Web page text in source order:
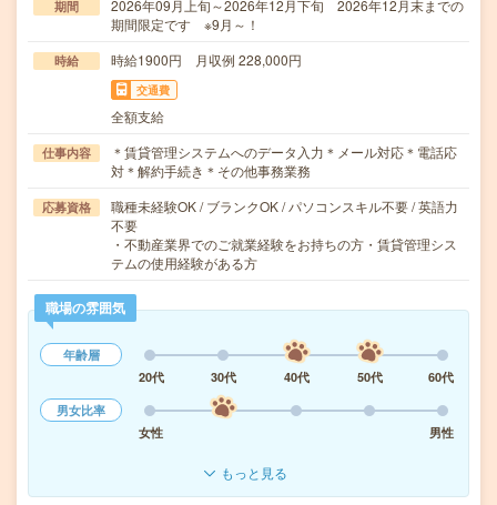
期間
2026年09月上旬～2026年12月下旬 2026年12月末までの
期間限定です ※9月～！
時給 時給1900円 月収例 228,000円
交通費
全額支給
仕事内容
＊賃貸管理システムへのデータ入力＊メール対応＊電話応
対＊解約手続き＊その他事務業務
応募資格
職種未経験OK / ブランクOK / パソコンスキル不要 / 英語力
不要
・不動産業界でのご就業経験をお持ちの方・賃貸管理シス
テムの使用経験がある方
職場の雰囲気
年齢層
20代
30代 40代 50代
60代
男女比率
女性
男性
もっと見る